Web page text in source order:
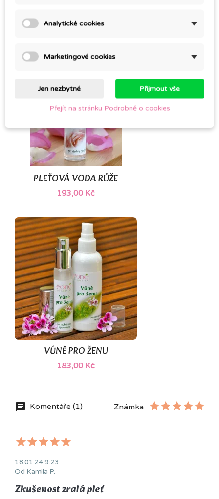
145,00 Kč
PLEŤOVÁ VODA RŮŽE
193,00 Kč
VŮNĚ PRO ŽENU
183,00 Kč
Komentáře (1) Známka
18.01.24 9:23
Od Kamila P.
Zkušenost zralá pleť
Analytické cookies
Marketingové cookies
Jen nezbytné Přijmout vše
Přejít na stránku Podrobně o cookies